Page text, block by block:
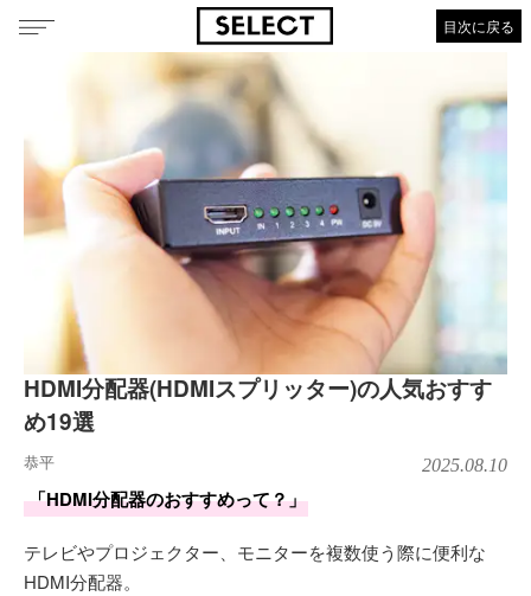
目次に戻る
HDMI分配器(HDMIスプリッター)の人気おすす
め19選
恭平 2025.08.10
「HDMI分配器のおすすめって？」
テレビやプロジェクター、モニターを複数使う際に便利な
HDMI分配器。